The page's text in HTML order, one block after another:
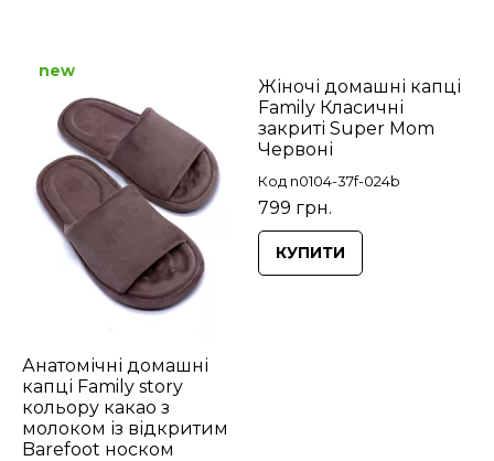
Анатомічні домашні
капці Family story
кольору какао з
молоком із відкритим
Barefoot носком
new
Жіночі домашні капці
Family Класичні
закриті Super Mom
Червоні
Код n0104-37f-024b
799 грн.
КУПИТИ